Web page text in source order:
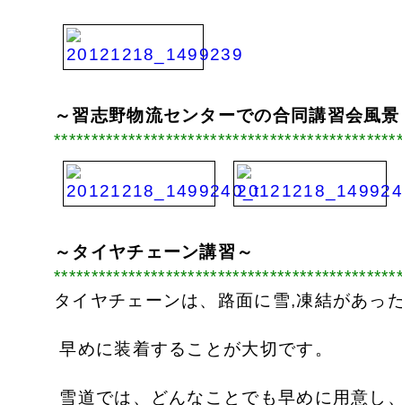
～習志野物流センターでの合同講習会風
～タイヤチェーン講習～
タイヤチェーンは、路面に雪,凍結があっ
早めに装着することが大切です。
雪道では、どんなことでも早めに用意し